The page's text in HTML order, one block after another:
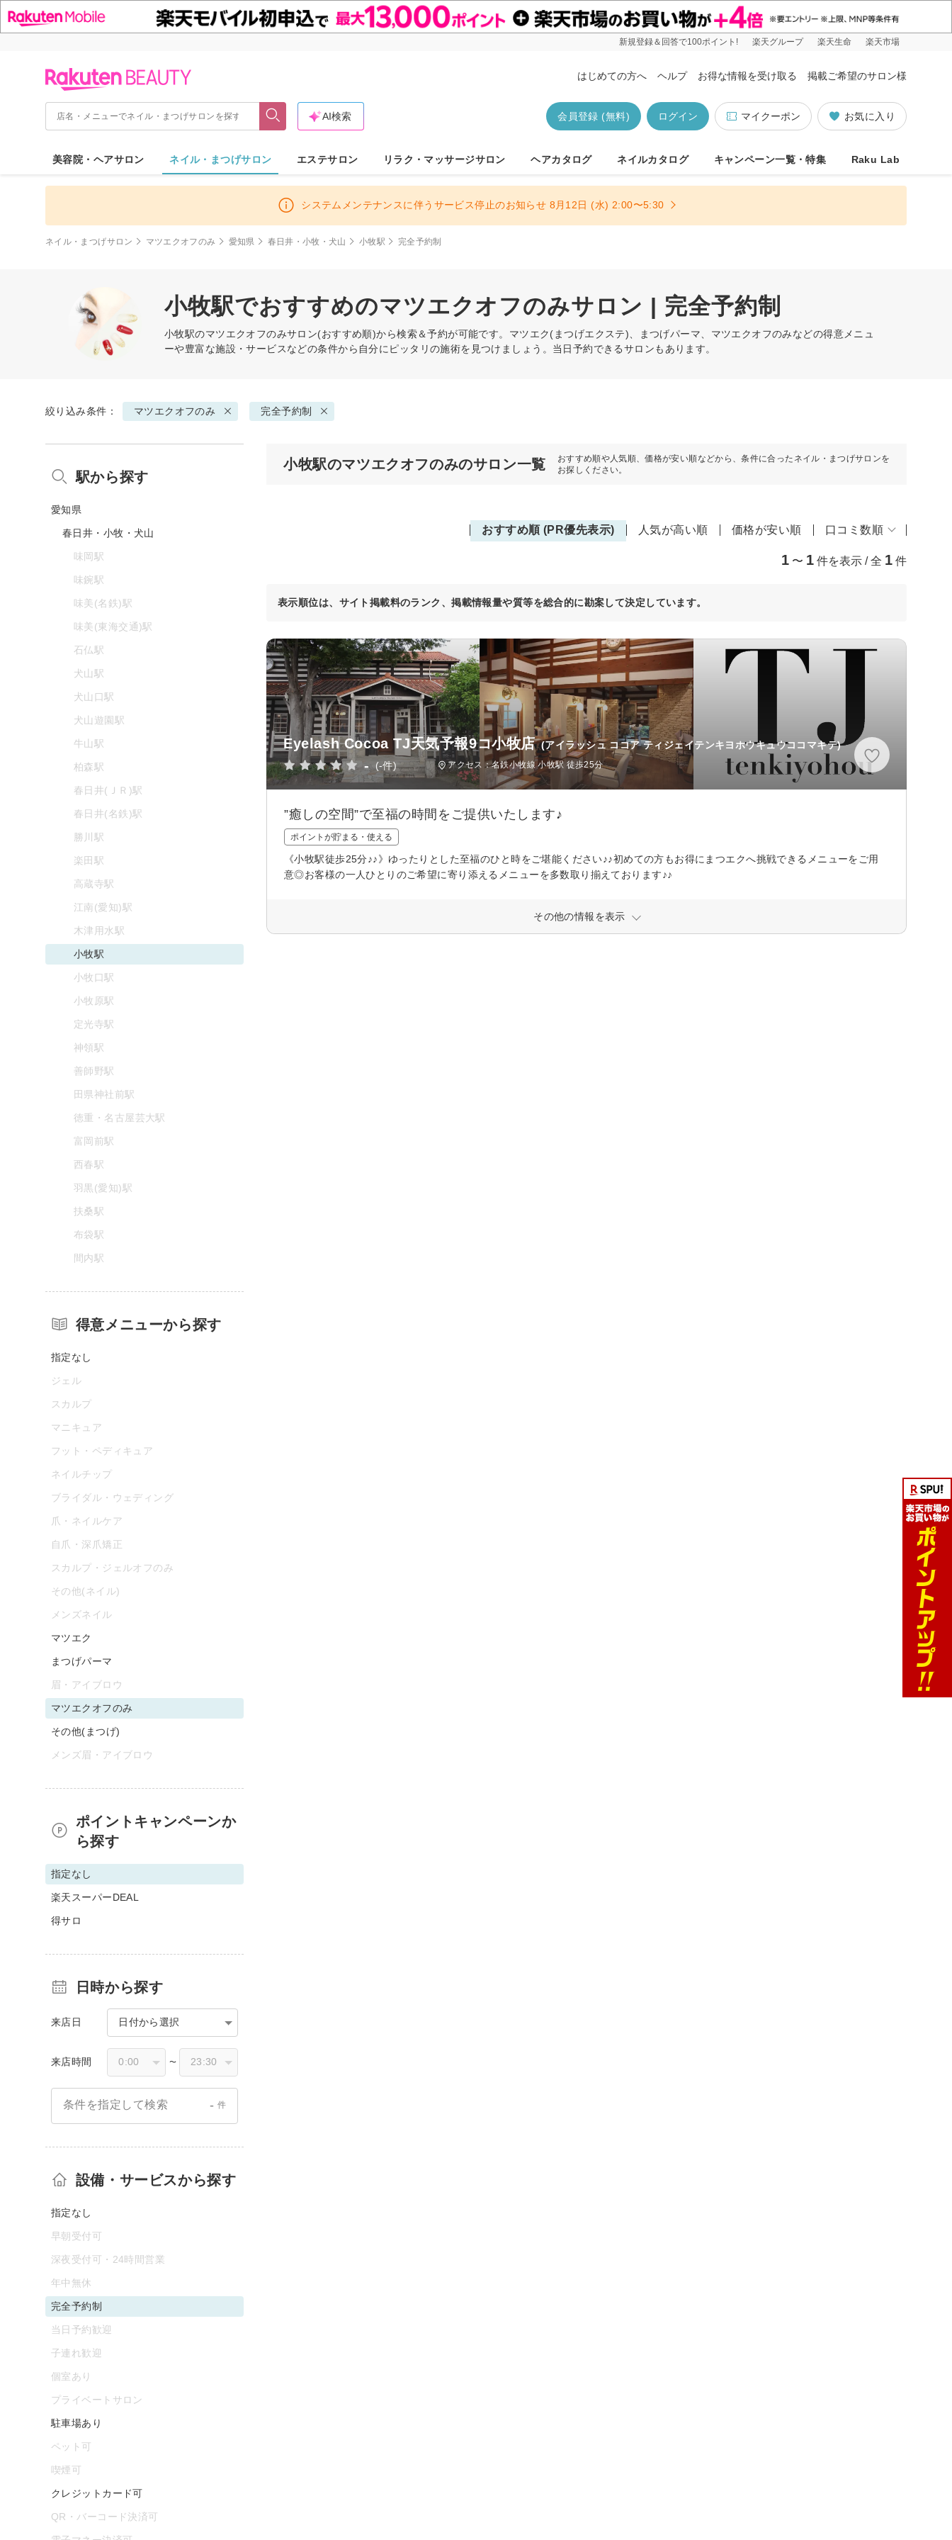
新規登録＆回答で100ポイント! 楽天グループ 楽天生命 楽天市場
はじめての方へ ヘルプ お得な情報を受け取る 掲載ご希望のサロン様
お気に入り
マイクーポン
ログイン
会員登録 (無料)
AI検索
美容院・ヘアサロン ネイル・まつげサロン エステサロン リラク・マッサージサロン ヘアカタログ ネイルカタログ キャンペーン一覧・特集 Raku Lab
システムメンテナンスに伴うサービス停止のお知らせ 8月12日 (水) 2:00〜5:30
ネイル・まつげサロン マツエクオフのみ 愛知県 春日井・小牧・犬山 小牧駅 完全予約制
小牧駅でおすすめのマツエクオフのみサロン | 完全予約制
小牧駅のマツエクオフのみサロン(おすすめ順)から検索＆予約が可能です。マツエク(まつげエクステ)、まつげパーマ、マツエクオフのみなどの得意メニュ
ーや豊富な施設・サービスなどの条件から自分にピッタリの施術を見つけましょう。当日予約できるサロンもあります。
絞り込み条件： マツエクオフのみ 完全予約制
小牧駅のマツエクオフのみのサロン一覧
おすすめ順や人気順、価格が安い順などから、条件に合ったネイル・まつげサロンを
お探しください。
おすすめ順 (PR優先表示) 人気が高い順 価格が安い順 口コミ数順
1 〜 1 件を表示 / 全 1 件
表示順位は、サイト掲載料のランク、掲載情報量や質等を総合的に勘案して決定しています。
Eyelash Cocoa TJ天気予報9コ小牧店 (アイラッシュ ココア ティジェイテンキヨホウキュウココマキテ)
- (-件) アクセス：名鉄小牧線 小牧駅 徒歩25分
”癒しの空間”で至福の時間をご提供いたします♪
ポイントが貯まる・使える
《小牧駅徒歩25分♪♪》ゆったりとした至福のひと時をご堪能ください♪♪初めての方もお得にまつエクへ挑戦できるメニューをご用
意◎お客様の一人ひとりのご希望に寄り添えるメニューを多数取り揃えております♪♪
その他の情報を表示
駅から探す
愛知県
春日井・小牧・犬山
味岡駅
味鋺駅
味美(名鉄)駅
味美(東海交通)駅
石仏駅
犬山駅
犬山口駅
犬山遊園駅
牛山駅
柏森駅
春日井(ＪＲ)駅
春日井(名鉄)駅
勝川駅
楽田駅
高蔵寺駅
江南(愛知)駅
木津用水駅
小牧駅
小牧口駅
小牧原駅
定光寺駅
神領駅
善師野駅
田県神社前駅
徳重・名古屋芸大駅
富岡前駅
西春駅
羽黒(愛知)駅
扶桑駅
布袋駅
間内駅
得意メニューから探す
指定なし
ジェル
スカルプ
マニキュア
フット・ペディキュア
ネイルチップ
ブライダル・ウェディング
爪・ネイルケア
自爪・深爪矯正
スカルプ・ジェルオフのみ
その他(ネイル)
メンズネイル
マツエク
まつげパーマ
眉・アイブロウ
マツエクオフのみ
その他(まつげ)
メンズ眉・アイブロウ
ポイントキャンペーンか
ら探す
指定なし
楽天スーパーDEAL
得サロ
日時から探す
来店日 日付から選択
来店時間 〜
条件を指定して検索 - 件
設備・サービスから探す
指定なし
早朝受付可
深夜受付可・24時間営業
年中無休
完全予約制
当日予約歓迎
子連れ歓迎
個室あり
プライベートサロン
駐車場あり
ペット可
喫煙可
クレジットカード可
QR・バーコード決済可